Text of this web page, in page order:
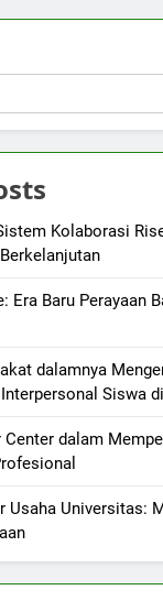
Kolaborasi
Era Baru Perayaan
dalamnya
Siswa
Center dalam
Usaha Universitas: